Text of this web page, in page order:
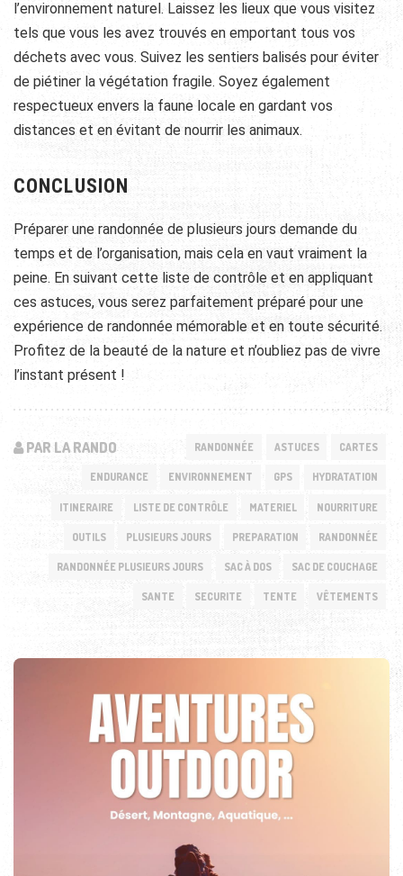
l’environnement naturel. Laissez les lieux que vous visitez
tels que vous les avez trouvés en emportant tous vos
déchets avec vous. Suivez les sentiers balisés pour éviter
de piétiner la végétation fragile. Soyez également
respectueux envers la faune locale en gardant vos
distances et en évitant de nourrir les animaux.
CONCLUSION
Préparer une randonnée de plusieurs jours demande du
temps et de l’organisation, mais cela en vaut vraiment la
peine. En suivant cette liste de contrôle et en appliquant
ces astuces, vous serez parfaitement préparé pour une
expérience de randonnée mémorable et en toute sécurité.
Profitez de la beauté de la nature et n’oubliez pas de vivre
l’instant présent !
PAR LA RANDO RANDONNÉE ASTUCES CARTES
ENDURANCE ENVIRONNEMENT GPS HYDRATATION
ITINERAIRE LISTE DE CONTRÔLE MATERIEL NOURRITURE
OUTILS PLUSIEURS JOURS PREPARATION RANDONNÉE
RANDONNÉE PLUSIEURS JOURS SAC À DOS SAC DE COUCHAGE
SANTE SECURITE TENTE VÊTEMENTS